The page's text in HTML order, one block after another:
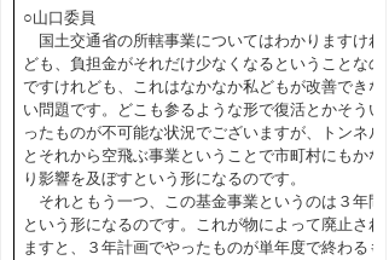
○山口委員
国土交通省の所轄事業についてはわかりますけれ
ども、負担金がそれだけ少なくなるということなの
ですけれども、これはなかなか私どもが改善できな
い問題です。どこも参るような形で復活とかそうい
ったものが不可能な状況でございますが、トンネル
とそれから空飛ぶ事業ということで市町村にもかな
り影響を及ぼすという形になるのです。
それともう一つ、この基金事業というのは３年間
という形になるのです。これが物によって廃止され
ますと、３年計画でやったものが単年度で終わるも